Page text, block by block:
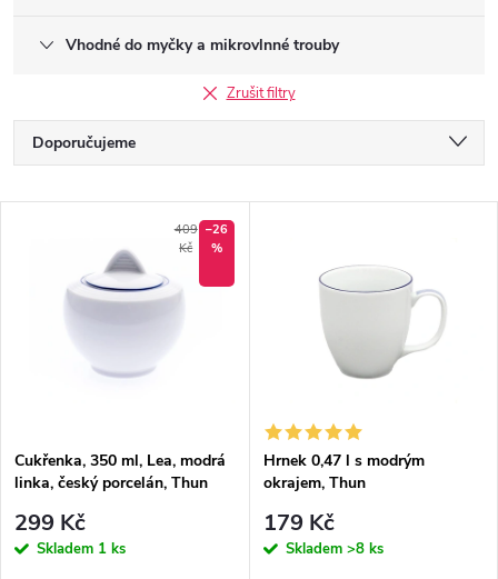
Vhodné do myčky a mikrovlnné trouby
Zrušit filtry
Ř
a
p
r
Doporučujeme
Nejprodávanější
s
p
r
409
Kč
–26
%
Cukřenka, 350 ml, Lea, modrá
linka, český porcelán, Thun
299 Kč
Skladem 1 ks
Hrnek 0,47 l s modrým
okrajem, Thun
179 Kč
Skladem >8 ks